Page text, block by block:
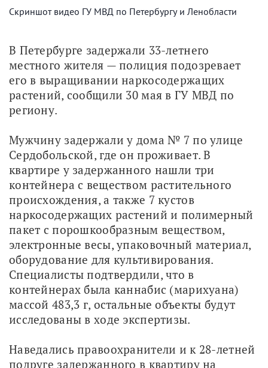
Скриншот видео ГУ МВД по Петербургу и Ленобласти
В Петербурге задержали 33-летнего
местного жителя — полиция подозревает
его в выращивании наркосодержащих
растений, сообщили 30 мая в ГУ МВД по
региону.
Мужчину задержали у дома № 7 по улице
Сердобольской, где он проживает. В
квартире у задержанного нашли три
контейнера с веществом растительного
происхождения, а также 7 кустов
наркосодержащих растений и полимерный
пакет с порошкообразным веществом,
электронные весы, упаковочный материал,
оборудование для культивирования.
Специалисты подтвердили, что в
контейнерах была каннабис (марихуана)
массой 483,3 г, остальные объекты будут
исследованы в ходе экспертизы.
Наведались правоохранители и к 28-летней
подруге задержанного в квартиру на